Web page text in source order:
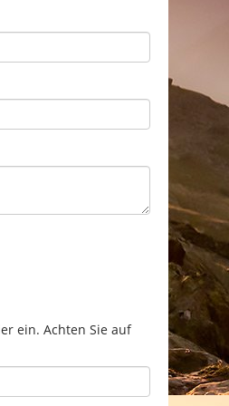
ein. Achten Sie auf